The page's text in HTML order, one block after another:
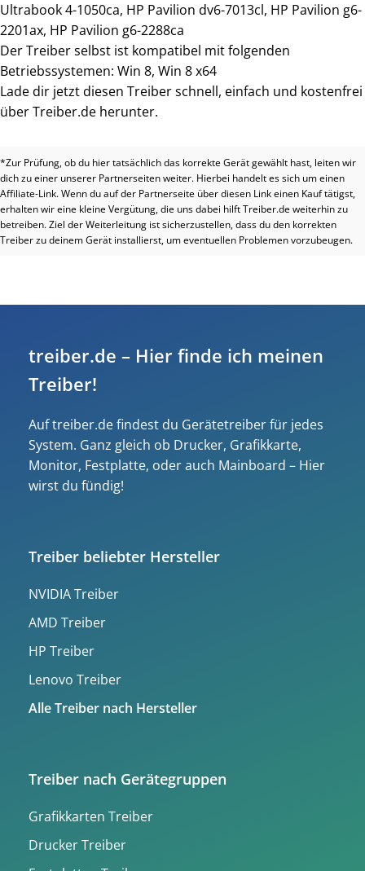
Ultrabook 4-1050ca, HP Pavilion dv6-7013cl, HP Pavilion g6-
2201ax, HP Pavilion g6-2288ca
Der Treiber selbst ist kompatibel mit folgenden
Betriebssystemen: Win 8, Win 8 x64
Lade dir jetzt diesen Treiber schnell, einfach und kostenfrei
über Treiber.de herunter.
*Zur Prüfung, ob du hier tatsächlich das korrekte Gerät gewählt hast, leiten wir
dich zu einer unserer Partnerseiten weiter. Hierbei handelt es sich um einen
Affiliate-Link. Wenn du auf der Partnerseite über diesen Link einen Kauf tätigst,
erhalten wir eine kleine Vergütung, die uns dabei hilft Treiber.de weiterhin zu
betreiben. Ziel der Weiterleitung ist sicherzustellen, dass du den korrekten
Treiber zu deinem Gerät installierst, um eventuellen Problemen vorzubeugen.
treiber.de – Hier finde ich meinen
Treiber!
Auf treiber.de findest du Gerätetreiber für jedes
System. Ganz gleich ob Drucker, Grafikkarte,
Monitor, Festplatte, oder auch Mainboard – Hier
wirst du fündig!
Treiber beliebter Hersteller
NVIDIA Treiber
AMD Treiber
HP Treiber
Lenovo Treiber
Alle Treiber nach Hersteller
Treiber nach Gerätegruppen
Grafikkarten Treiber
Drucker Treiber